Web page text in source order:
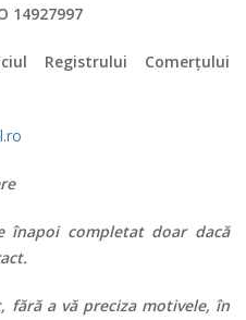
14927997
Registrului Comerțului
înapoi completat doar dacă
fără a vă preciza motivele, în